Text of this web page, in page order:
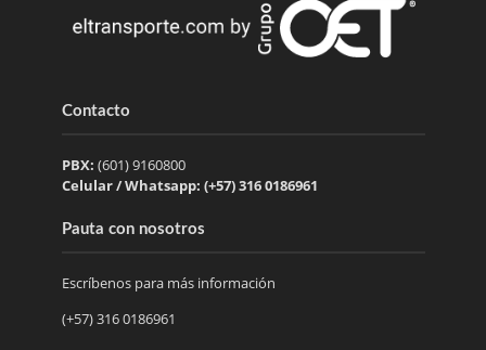
Contacto
PBX: (601) 9160800
Celular / Whatsapp: (+57) 316 0186961
Pauta con nosotros
Escríbenos para más información
(+57) 316 0186961